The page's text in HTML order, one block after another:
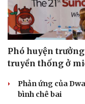
Phó huyện
truyền thống ở
Phản ứng của
bình chê bai